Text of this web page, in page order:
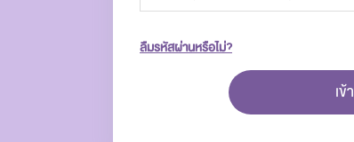
ลืมรหัสผ่านหรือไม่?
เ